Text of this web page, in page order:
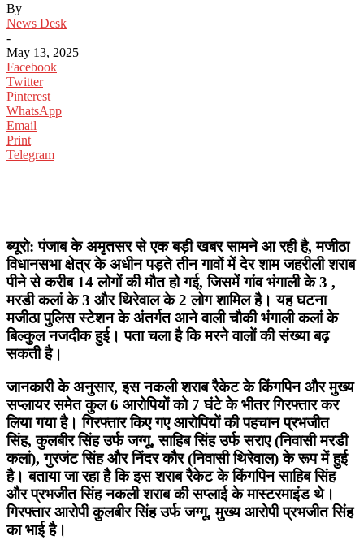
By
News Desk
-
May 13, 2025
Facebook
Twitter
Pinterest
WhatsApp
Email
Print
Telegram
ब्यूरो: पंजाब के अमृतसर से एक बड़ी खबर सामने आ रही है, मजीठा
विधानसभा क्षेत्र के अधीन पड़ते तीन गावों में देर शाम जहरीली शराब
पीने से करीब 14 लोगों की मौत हो गई, जिसमें गांव भंगाली के 3 ,
मरडी कलां के 3 और थिरेवाल के 2 लोग शामिल है। यह घटना
मजीठा पुलिस स्टेशन के अंतर्गत आने वाली चौकी भंगाली कलां के
बिल्कुल नजदीक हुई। पता चला है कि मरने वालों की संख्या बढ़
सकती है।
जानकारी के अनुसार, इस नकली शराब रैकेट के किंगपिन और मुख्य
सप्लायर समेत कुल 6 आरोपियों को 7 घंटे के भीतर गिरफ्तार कर
लिया गया है। गिरफ्तार किए गए आरोपियों की पहचान प्रभजीत
सिंह, कुलबीर सिंह उर्फ जग्गू, साहिब सिंह उर्फ सराए (निवासी मरडी
कलां), गुरजंट सिंह और निंदर कौर (निवासी थिरेवाल) के रूप में हुई
है। बताया जा रहा है कि इस शराब रैकेट के किंगपिन साहिब सिंह
और प्रभजीत सिंह नकली शराब की सप्लाई के मास्टरमाइंड थे।
गिरफ्तार आरोपी कुलबीर सिंह उर्फ जग्गू, मुख्य आरोपी प्रभजीत सिंह
का भाई है।